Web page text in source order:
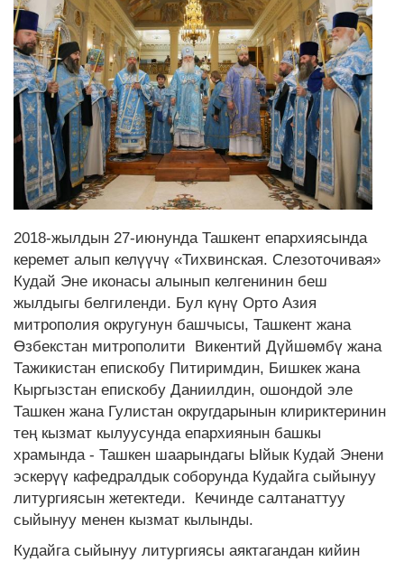
2018-жылдын 27-июнунда Ташкент епархиясында
керемет алып келүүчү «Тихвинская. Слезоточивая»
Кудай Эне иконасы алынып келгенинин беш
жылдыгы белгиленди. Бул күнү Орто Азия
митрополия округунун башчысы, Ташкент жана
Өзбекстан митрополити Викентий Дүйшөмбү жана
Тажикистан епискобу Питиримдин, Бишкек жана
Кыргызстан епискобу Даниилдин, ошондой эле
Ташкен жана Гулистан округдарынын клириктеринин
тең кызмат кылуусунда епархиянын башкы
храмында - Ташкен шаарындагы Ыйык Кудай Энени
эскерүү кафедралдык соборунда Кудайга сыйынуу
литургиясын жетектеди. Кечинде салтанаттуу
сыйынуу менен кызмат кылынды.
Кудайга сыйынуу литургиясы аяктагандан кийин